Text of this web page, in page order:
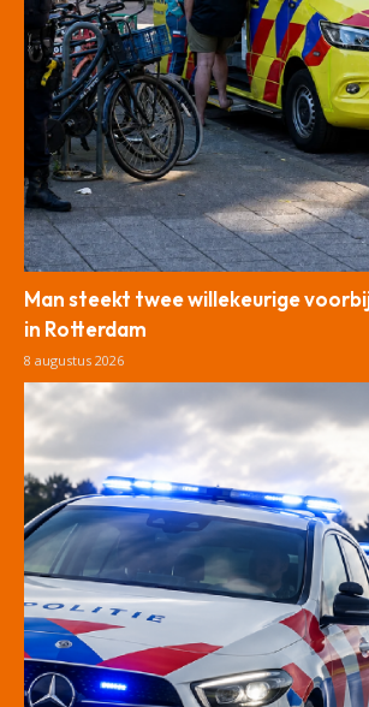
Man steekt twee willekeurige
in Rotterdam
8 augustus 2026